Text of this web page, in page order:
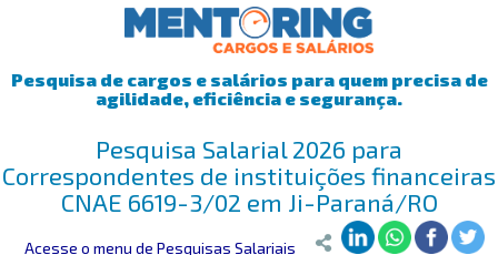
Pesquisa de cargos e salários para quem precisa de
agilidade, eficiência e segurança.
Pesquisa Salarial 2026 para
Correspondentes de instituições financeiras
CNAE 6619-3/02 em Ji-Paraná/RO
Mentoring>Pesquisa Salarial>Ji-Paraná/RO>Correspondentes
Acesse o menu de Pesquisas Salariais